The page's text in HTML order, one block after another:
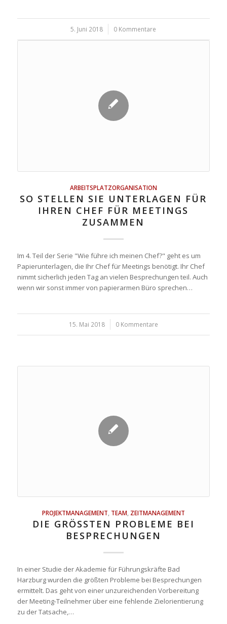
5. Juni 2018
/ 0 Kommentare
ARBEITSPLATZORGANISATION
SO STELLEN SIE UNTERLAGEN FÜR
IHREN CHEF FÜR MEETINGS
ZUSAMMEN
Im 4. Teil der Serie "Wie führe ich meinen Chef?" geht es um
Papierunterlagen, die Ihr Chef für Meetings benötigt. Ihr Chef
nimmt sicherlich jeden Tag an vielen Besprechungen teil. Auch
wenn wir sonst immer von papierarmen Büro sprechen…
15. Mai 2018 0 Kommentare
PROJEKTMANAGEMENT TEAM ZEITMANAGEMENT
DIE GRÖSSTEN PROBLEME BEI B
ESPRECHUNGEN
In einer Studie der Akademie für Führungskräfte Bad
Harzburg wurden die größten Probleme bei Besprechungen
ermittelt. Das geht von einer unzureichenden Vorbereitung
der Meeting-Teilnehmer über eine fehlende Zielorientierung
zu der Tatsache,…